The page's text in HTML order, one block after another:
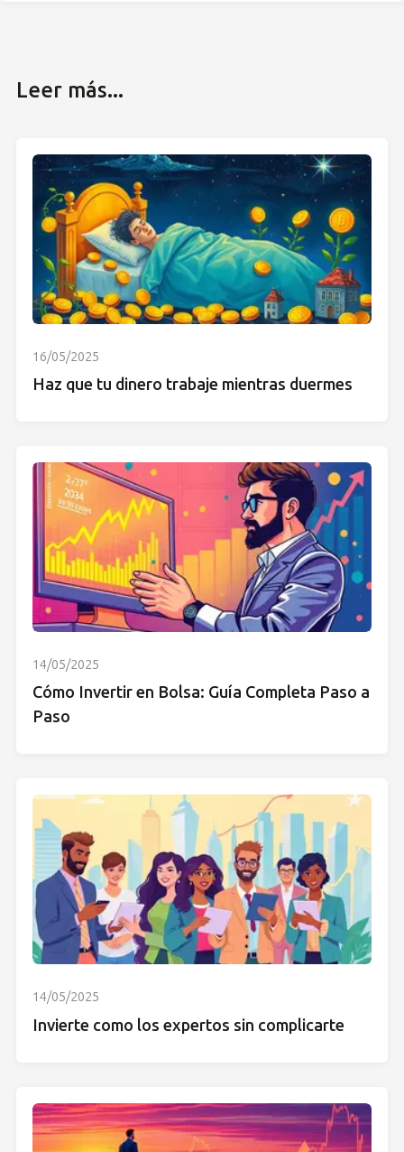
Leer más...
16/05/2025
Haz que tu dinero trabaje mientras duermes
14/05/2025
Cómo Invertir en Bolsa: Guía Completa Paso a
Paso
14/05/2025
Invierte como los expertos sin complicarte